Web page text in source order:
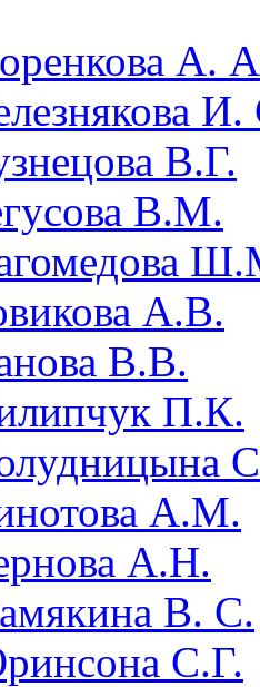
А.
И.
В.Г.
В.М.
А.В.
В.В.
П.К.
А.М.
А.Н.
В. С.
С.Г.